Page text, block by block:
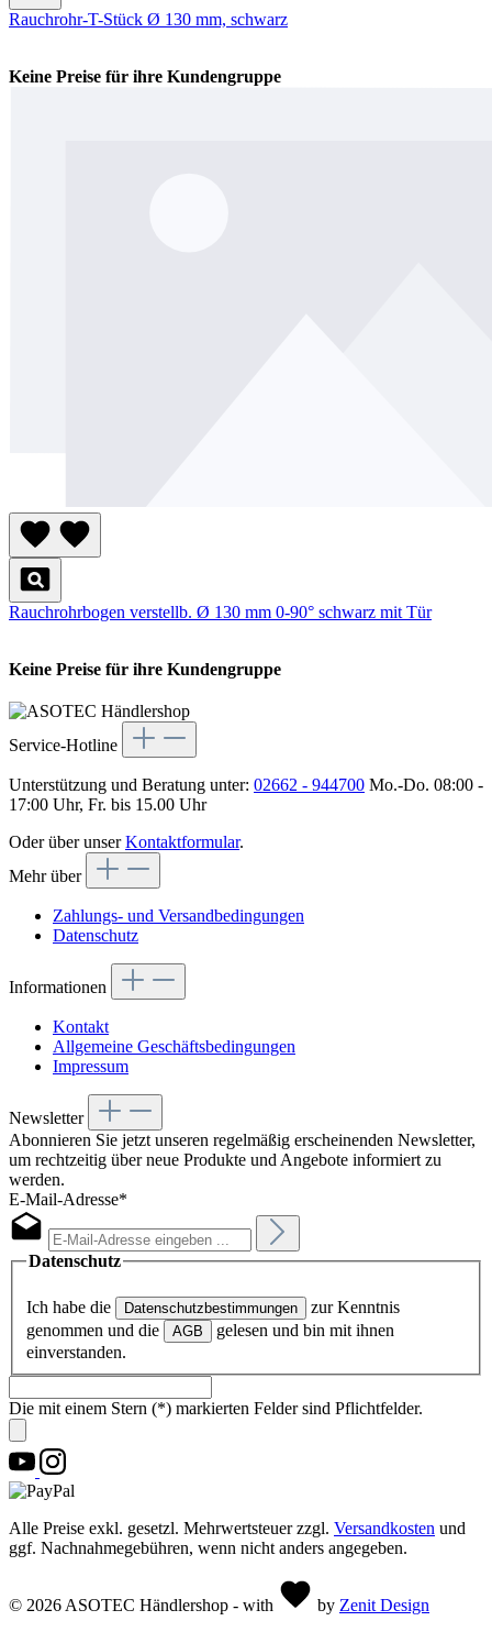
Rauchrohr-T-Stück Ø 130 mm, schwarz
Keine Preise für ihre Kundengruppe
Rauchrohrbogen verstellb. Ø 130 mm 0-90° schwarz mit Tür
Keine Preise für ihre Kundengruppe
Service-Hotline
Unterstützung und Beratung unter: 02662 - 944700 Mo.-Do. 08:00 -
17:00 Uhr, Fr. bis 15.00 Uhr
Oder über unserKontaktformular.
Mehr über
Zahlungs- und Versandbedingungen
Datenschutz
Informationen
Kontakt
Allgemeine Geschäftsbedingungen
Impressum
Newsletter
Abonnieren Sie jetzt unseren regelmäßig erscheinenden Newsletter,
um rechtzeitig über neue Produkte und Angebote informiert zu
werden.
E-Mail-Adresse*
Datenschutz
Ich habe die Datenschutzbestimmungen
zur Kenntnis
genommen und die
AGB
gelesen und bin mit ihnen
einverstanden.
Die mit einem Stern (*) markierten Felder sind Pflichtfelder.
Alle Preise exkl. gesetzl. Mehrwertsteuer zzgl. Versandkosten und
ggf. Nachnahmegebühren, wenn nicht anders angegeben.
© 2026 ASOTEC Händlershop - with by Zenit Design